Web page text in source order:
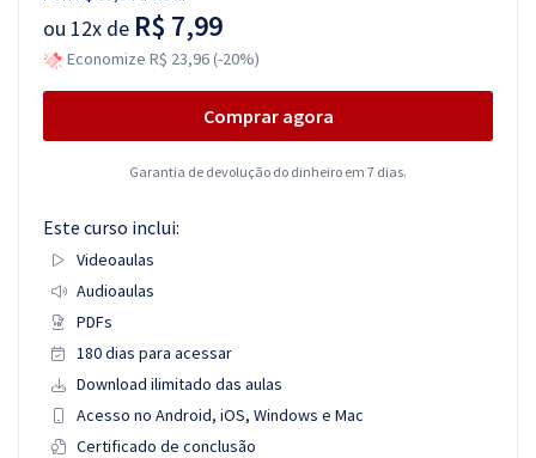
ou 12x de R$ 7,99
Economize R$ 23,96 (-20%)
Comprar agora
Garantia de devolução do dinheiro em 7 dias.
Este curso inclui:
Videoaulas
Audioaulas
PDFs
180 dias para acessar
Download ilimitado das aulas
Acesso no Android, iOS, Windows e Mac
Certificado de conclusão